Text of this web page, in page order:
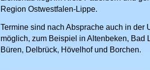
Region Ostwestfalen-Lippe.
Termine sind nach Absprache auch in der
möglich, zum Beispiel in Altenbeken, Bad
Büren, Delbrück, Hövelhof und Borchen.